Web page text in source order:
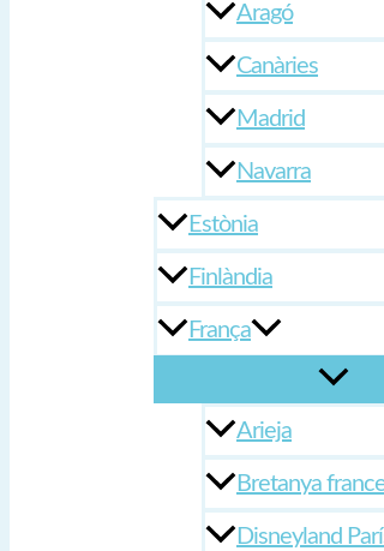
Aragó
Canàries
Madrid
Navarra
Estònia
Finlàndia
França
Arieja
Bretanya
Disneyland